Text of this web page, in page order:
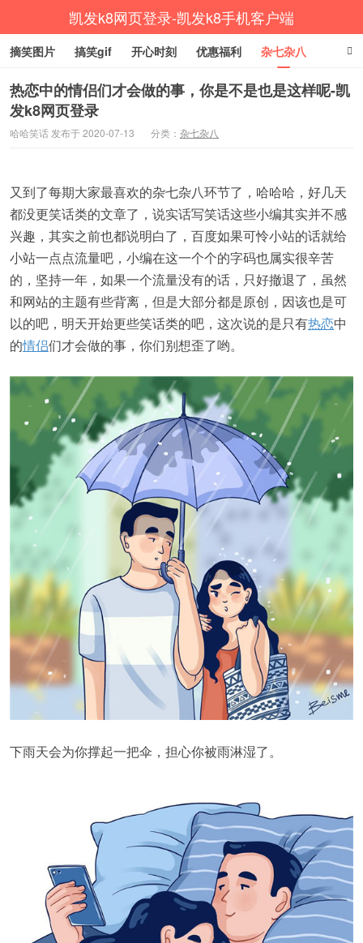
凯发k8网页登录-凯发k8手机客户端
摘笑图片 搞笑gif 开心时刻 优惠福利 杂七杂八
生活健康 涨姿势
热恋中的情侣们才会做的事，你是不是也是这样呢-凯
发k8网页登录
哈哈笑话 发布于 2020-07-13 分类： 杂七杂八
又到了每期大家最喜欢的杂七杂八环节了，哈哈哈，好几天
都没更笑话类的文章了，说实话写笑话这些小编其实并不感
兴趣，其实之前也都说明白了，百度如果可怜小站的话就给
小站一点点流量吧，小编在这一个个的字码也属实很辛苦
的，坚持一年，如果一个流量没有的话，只好撤退了，虽然
和网站的主题有些背离，但是大部分都是原创，因该也是可
以的吧，明天开始更些笑话类的吧，这次说的是只有热恋中
的情侣们才会做的事，你们别想歪了哟。
下雨天会为你撑起一把伞，担心你被雨淋湿了。